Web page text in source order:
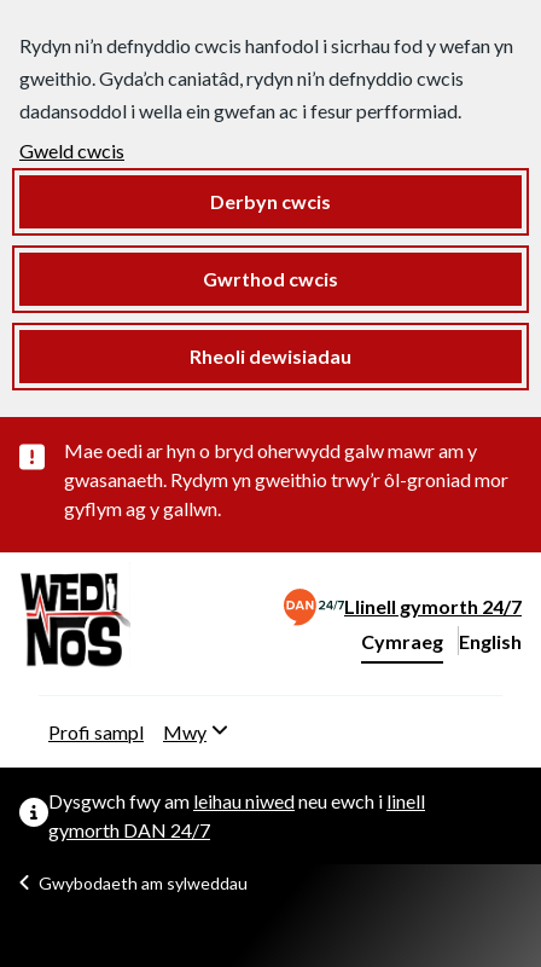
Rydyn ni’n defnyddio cwcis hanfodol i sicrhau fod y wefan yn
gweithio. Gyda’ch caniatâd, rydyn ni’n defnyddio cwcis
dadansoddol i wella ein gwefan ac i fesur perfformiad.
Gweld cwcis
Derbyn cwcis
Gwrthod cwcis
Rheoli dewisiadau
Rhybudd sylwedd pwysig
Mae oedi ar hyn o bryd oherwydd galw mawr am y
gwasanaeth. Rydym yn gweithio trwy’r ôl-groniad mor
gyflym ag y gallwn.
Llinell gymorth 24/7
Newid iaith y wefan
Cymraeg English
–
Profi sampl Mwy
Dysgwch fwy am leihau niwedneu ewch i linell
gymorth DAN 24/7
Gwybodaeth am sylweddau